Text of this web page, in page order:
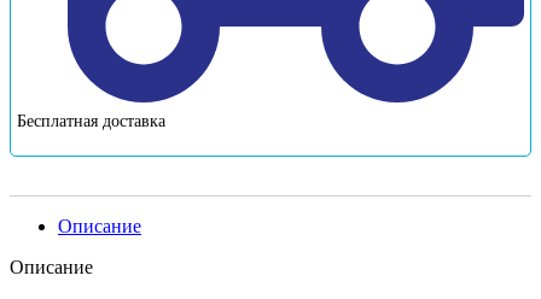
Бесплатная доставка
Описание
Описание